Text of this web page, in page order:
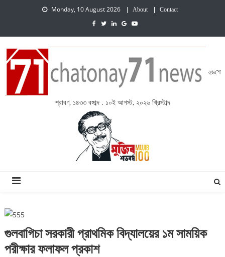
Monday, 10 August 2026 About Contact
২৬শে
শ্রাবণ, ১৪৩৩ বঙ্গাব্দ . ১০ই আগস্ট, ২০২৬ খ্রিস্টাব্দ
গুলবাগিচা সরকারী প্রাথমিক বিদ্যালয়ের ১ম সাময়িক
পরীক্ষার ফলাফল প্রকাশ